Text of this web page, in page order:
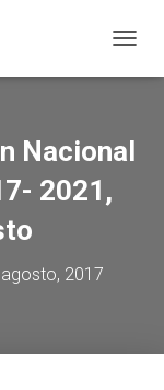
Nacional
2021,
2017